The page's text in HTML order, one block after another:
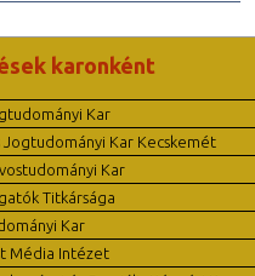
karonként
Kar
Jogtudományi Kar Kecskemét
Kar
Titkársága
Kar
Média Intézet